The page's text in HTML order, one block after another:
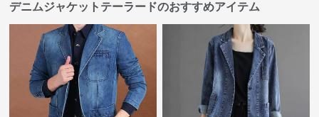
デニムジャケットテーラードのおすすめアイテム